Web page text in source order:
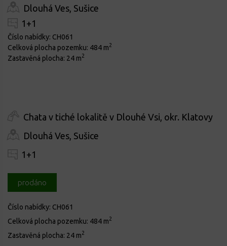
Dlouhá Ves, Sušice
1+1
Číslo nabídky: CH061
Celková plocha pozemku: 484 m2
Zastavěná plocha: 24 m2
Chata v tiché lokalitě v Dlouhé Vsi, okr. Klatovy
Dlouhá Ves, Sušice
1+1
prodáno
Číslo nabídky: CH061
Celková plocha pozemku: 484 m2
Zastavěná plocha: 24 m2